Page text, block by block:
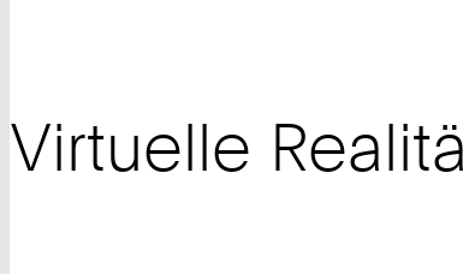
Virtuelle